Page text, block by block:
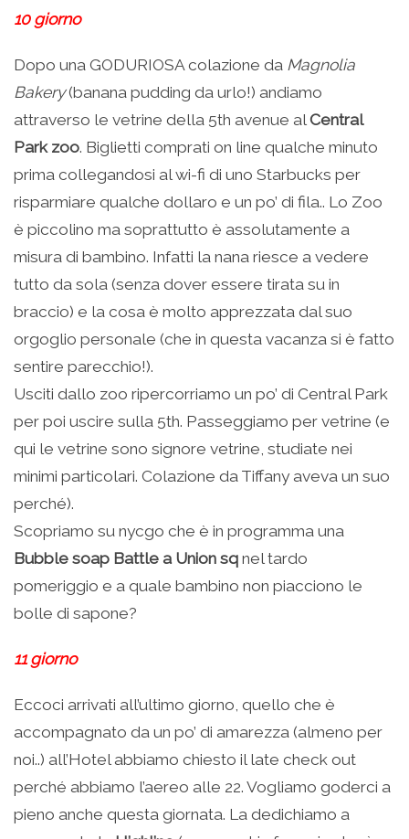
10 giorno
Dopo una GODURIOSA colazione da Magnolia
Bakery(banana pudding da urlo!) andiamo
attraverso le vetrine della 5th avenue alCentral
Park zoo. Biglietti comprati on line qualche minuto
prima collegandosi al wi-fi di uno Starbucks per
risparmiare qualche dollaro e un po’ di fila.. Lo Zoo
è piccolino ma soprattutto è assolutamente a
misura di bambino. Infatti la nana riesce a vedere
tutto da sola (senza dover essere tirata su in
braccio) e la cosa è molto apprezzata dal suo
orgoglio personale (che in questa vacanza si è fatto
sentire parecchio!).
Usciti dallo zoo ripercorriamo un po’ di Central Park
per poi uscire sulla 5th. Passeggiamo per vetrine (e
qui le vetrine sono signore vetrine, studiate nei
minimi particolari. Colazione da Tiffany aveva un suo
perché).
Scopriamo su nycgo che è in programma una
Bubble soap Battle a Union sq nel tardo
pomeriggio e a quale bambino non piacciono le
bolle di sapone?
11 giorno
Eccoci arrivati all’ultimo giorno, quello che è
accompagnato da un po’ di amarezza (almeno per
noi..) all’Hotel abbiamo chiesto il late check out
perché abbiamo l’aereo alle 22. Vogliamo goderci a
pieno anche questa giornata. La dedichiamo a